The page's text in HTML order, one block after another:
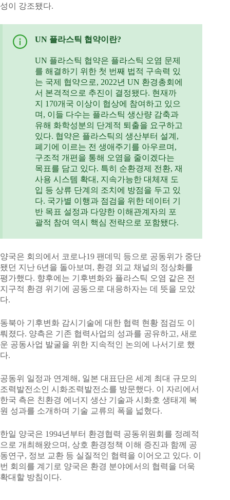
성이 강조됐다.
UN 플라스틱 협약이란?
UN 플라스틱 협약은 플라스틱 오염 문제
를 해결하기 위한 첫 번째 법적 구속력 있
는 국제 협약으로, 2022년 UN 환경총회에
서 본격적으로 추진이 결정됐다. 현재까
지 170개국 이상이 협상에 참여하고 있으
며, 이들 다수는 플라스틱 생산량 감축과
유해 화학성분의 단계적 퇴출을 요구하고
있다. 협약은 플라스틱의 생산부터 설계,
폐기에 이르는 전 생애주기를 아우르며,
구조적 개편을 통해 오염을 줄이겠다는
목표를 담고 있다. 특히 순환경제 전환, 재
사용 시스템 확대, 지속가능한 대체재 도
입 등 상류 단계의 조치에 방점을 두고 있
다. 국가별 이행과 점검을 위한 데이터 기
반 목표 설정과 다양한 이해관계자의 포
괄적 참여 역시 핵심 전략으로 포함됐다.
양국은 회의에서 코로나19 팬데믹 등으로 공동위가 중단
됐던 지난 6년을 돌아보며, 환경 외교 채널의 정상화를
평가했다. 향후에는 기후변화와 플라스틱 오염 같은 전
지구적 환경 위기에 공동으로 대응하자는 데 뜻을 모았
다.
동북아 기후변화 감시기술에 대한 협력 현황 점검도 이
뤄졌다. 양측은 기존 협력사업의 성과를 공유하고, 새로
운 공동사업 발굴을 위한 지속적인 논의에 나서기로 했
다.
공동위 일정과 연계해, 일본 대표단은 세계 최대 규모의
조력발전소인 시화조력발전소를 방문했다. 이 자리에서
한국 측은 친환경 에너지 생산 기술과 시화호 생태계 복
원 성과를 소개하며 기술 교류의 폭을 넓혔다.
한일 양국은 1994년부터 환경협력 공동위원회를 정례적
으로 개최해왔으며, 상호 환경정책 이해 증진과 함께 공
동연구, 정보 교환 등 실질적인 협력을 이어오고 있다. 이
번 회의를 계기로 양국은 환경 분야에서의 협력을 더욱
확대할 방침이다.